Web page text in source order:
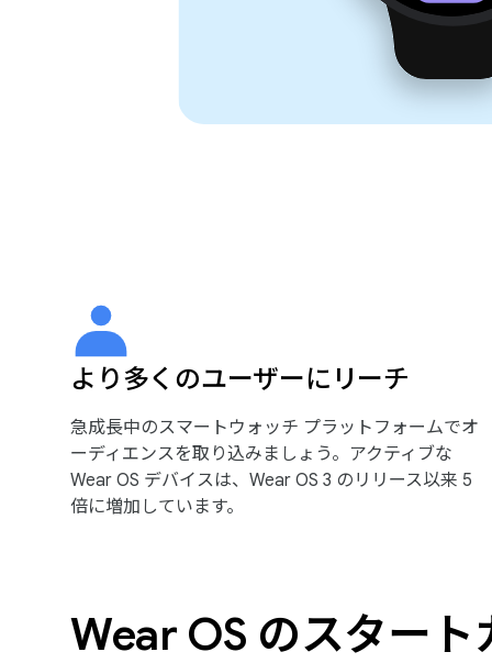
より多くのユーザーにリーチ
急成長中のスマートウォッチ プラットフォームでオ
ーディエンスを取り込みましょう。アクティブな
Wear OS デバイスは、Wear OS 3 のリリース以来 5
倍に増加しています。
Wear OS のスタート